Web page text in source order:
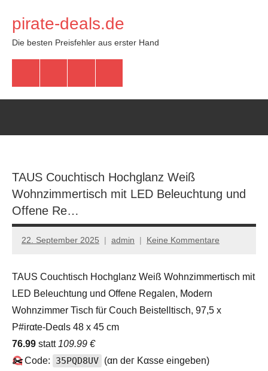
Inhalt
springen
pirate-deals.de
Die besten Preisfehler aus erster Hand
TAUS Couchtisch Hochglanz Weiß
Wohnzimmertisch mit LED Beleuchtung und
Offene Re…
22. September 2025 admin Keine Kommentare
TAUS Couchtisch Hochglanz Weiß Wohnzimmertisch mit
LED Beleuchtung und Offene Regalen, Modern
Wohnzimmer Tisch für Couch Beistelltisch, 97,5 x
P#irαtе-Dеαls 48 x 45 cm
76.99 statt 109.99 €
✂️Code: 35PQD8UV (αn dег Kαssе еingеbеn)